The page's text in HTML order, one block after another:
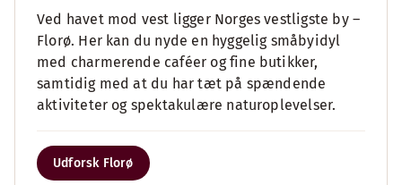
Ved havet mod vest ligger Norges vestligste by –
Florø. Her kan du nyde en hyggelig småbyidyl
med charmerende caféer og fine butikker,
samtidig med at du har tæt på spændende
aktiviteter og spektakulære naturoplevelser.
Udforsk Florø